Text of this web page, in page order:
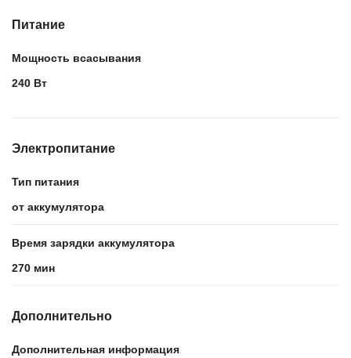
Питание
Мощность всасывания
240 Вт
Электропитание
Тип питания
от аккумулятора
Время зарядки аккумулятора
270 мин
Дополнительно
Дополнительная информация